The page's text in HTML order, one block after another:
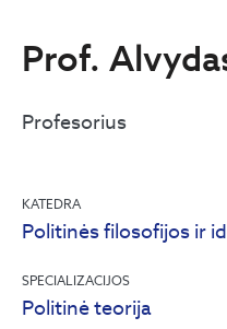
Prof.
Profesorius
KATEDRA
Politinės filosofijos ir
SPECIALIZACIJOS
Politinė teorija